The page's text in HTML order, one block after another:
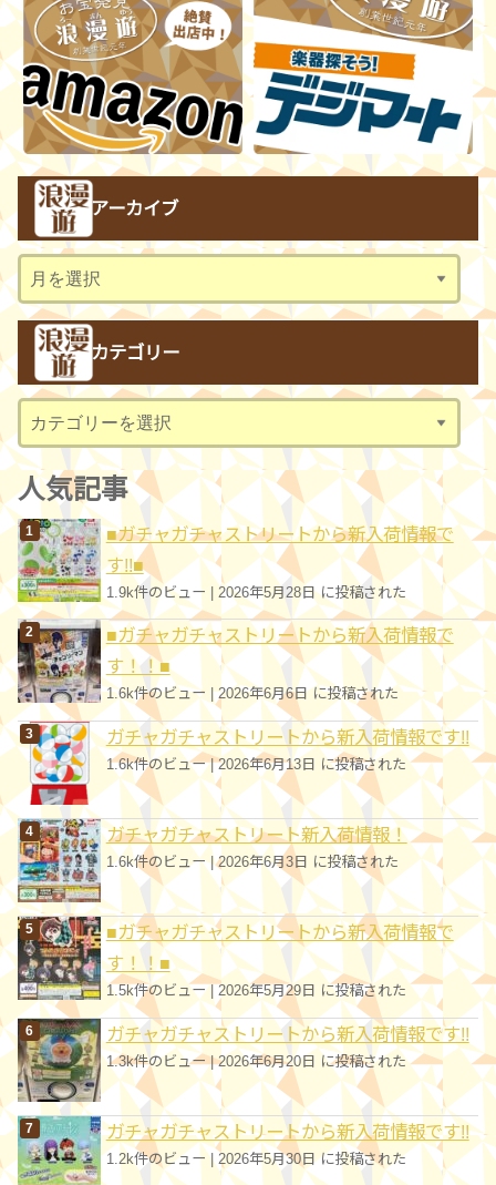
アーカイブ
ア
ー
ブ
カテゴリー
テ
ゴ
リ
ー
人気記事
■ガチャガチャストリートから新入荷情報で
す!!■
1.9k件のビュー 2026年5月28日 に投稿された
■ガチャガチャストリートから新入荷情報で
す！！■
1.6k件のビュー |2026年6月6日 に投稿された
ガチャガチャストリートから新入荷情報です!!
1.6k件のビュー|2026年6月13日 に投稿された
ガチャガチャストリート新入荷情報！
1.6k件のビュー|2026年6月3日 に投稿された
■ガチャガチャストリートから新入荷情報で
す！！■
1.5k件のビュー| 2026年5月29日 に投稿された
ガチャガチャストリートから新入荷情報です!!
1.3k件のビュー|2026年6月20日 に投稿された
ガチャガチャストリートから新入荷情報です!!
1.2k件のビュー | 2026年5月30日 に投稿された